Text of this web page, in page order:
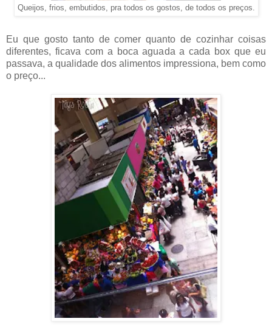
Queijos, frios, embutidos, pra todos os gostos, de todos os preços.
Eu que gosto tanto de comer quanto de cozinhar coisas
diferentes, ficava com a boca aguada a cada box que eu
passava, a qualidade dos alimentos impressiona, bem como
o preço...